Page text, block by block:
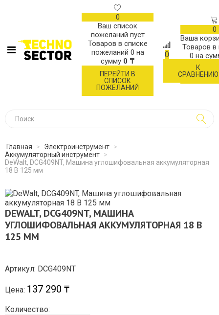
0
Ваш список
пожеланий пуст
Товаров в списке
пожеланий 0 на
сумму 0 ₸
ПЕРЕЙТИ В
СПИСОК
ПОЖЕЛАНИЙ
0
К
СРАВНЕНИЮ
0
Ваша
Товаров в
0 на
Главная > Электроинструмент >
Аккумуляторный инструмент >
DeWalt, DCG409NT, Машина углошифовальная аккумуляторная
18 В 125 мм
DEWALT, DCG409NT, МАШИНА
УГЛОШИФОВАЛЬНАЯ АККУМУЛЯТОРНАЯ 18 В
125 ММ
Артикул: DCG409NT
Цена: 137 290 ₸
Количество: